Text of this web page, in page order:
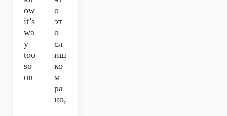
ow
it’s
wa
y
too
so
on
о
эт
о
сл
иш
ко
м
ра
но,